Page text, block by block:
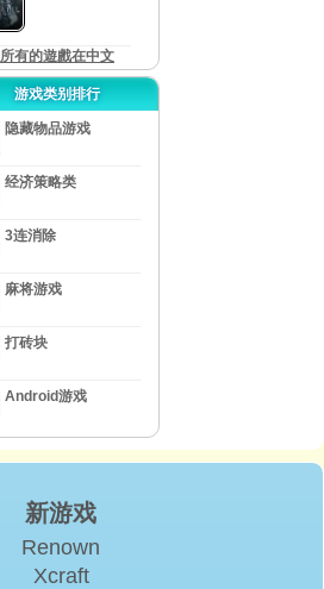
所有的遊戲在中文
游戏类别排行
隐藏物品游戏
经济策略类
3连消除
麻将游戏
打砖块
Android游戏
新游戏
Renown
Xcraft